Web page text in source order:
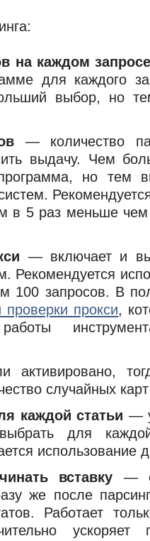
на каждом
для каждого
выбор, но
— количество
выдачу. Чем
программа, но
в 5 раз меньше
— включает и
Рекомендуется
100 запросов. В
проверки прокси,
активировано,
случайных карт
каждой статьи —
для
использование
вставку —
же после
Работает